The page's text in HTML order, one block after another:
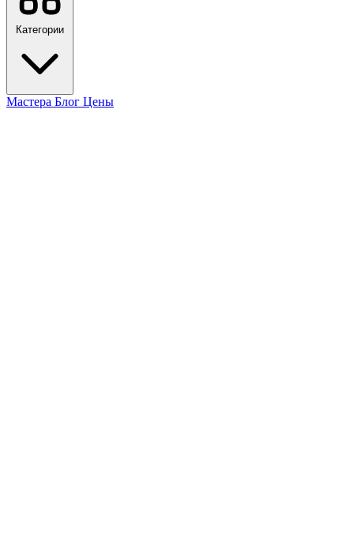
Категории
Мастера Блог Цены